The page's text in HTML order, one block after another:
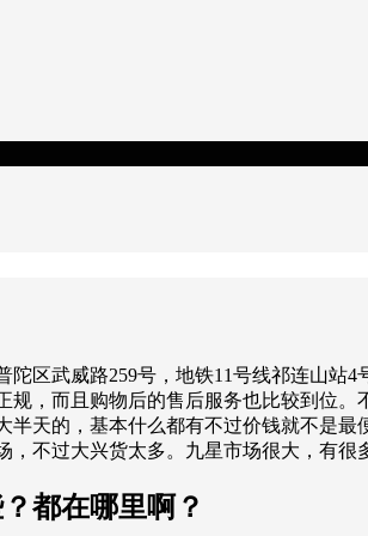
区武威路259号，地铁11号线祁连山站
，而且购物后的售后服务也比较到位
天的，基本什么都有不过价钱就不是最
，不过大兴货太多。九星市场很大，有
都在哪里啊？